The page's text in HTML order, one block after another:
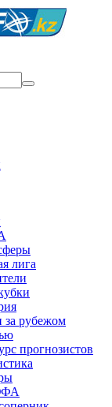
лига
рубежом
прогнозистов